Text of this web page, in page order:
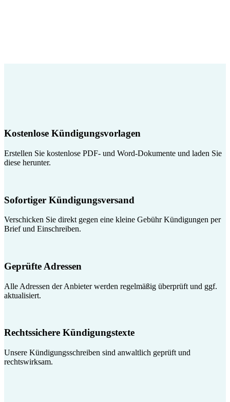
Kostenlose Kündigungsvorlagen
Erstellen Sie kostenlose PDF- und Word-Dokumente und laden Sie
diese herunter.
Sofortiger Kündigungsversand
Verschicken Sie direkt gegen eine kleine Gebühr Kündigungen per
Brief und Einschreiben.
Geprüfte Adressen
Alle Adressen der Anbieter werden regelmäßig überprüft und ggf.
aktualisiert.
Rechtssichere Kündigungstexte
Unsere Kündigungsschreiben sind anwaltlich geprüft und
rechtswirksam.